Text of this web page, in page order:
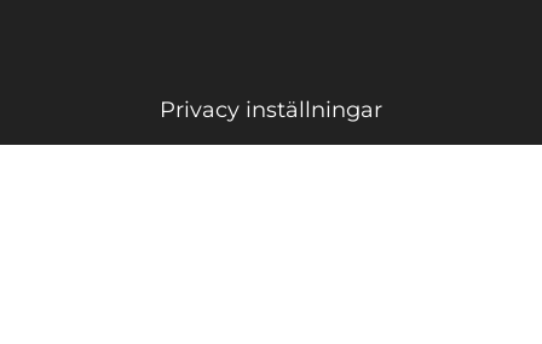
Privacy inställningar